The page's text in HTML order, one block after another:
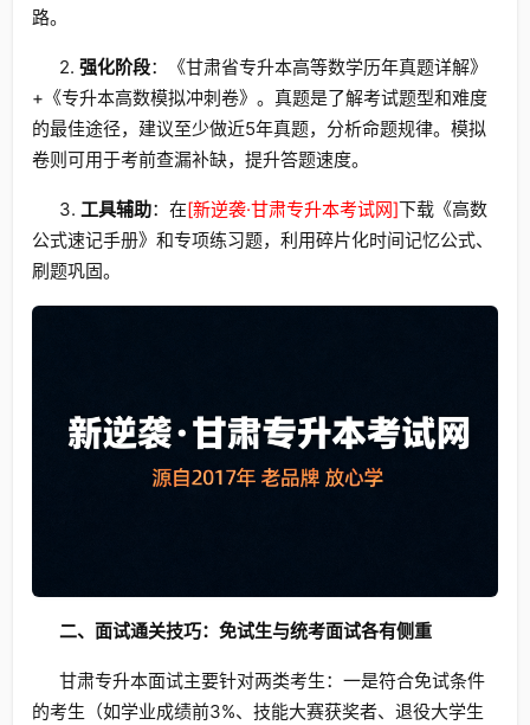
路。
2. 强化阶段：《甘肃省专升本高等数学历年真题详解》
+《专升本高数模拟冲刺卷》。真题是了解考试题型和难度
的最佳途径，建议至少做近5年真题，分析命题规律。模拟
卷则可用于考前查漏补缺，提升答题速度。
3. 工具辅助：在[新逆袭·甘肃专升本考试网]下载《高数
公式速记手册》和专项练习题，利用碎片化时间记忆公式、
刷题巩固。
二、面试通关技巧：免试生与统考面试各有侧重
甘肃专升本面试主要针对两类考生：一是符合免试条件
的考生（如学业成绩前3%、技能大赛获奖者、退役大学生